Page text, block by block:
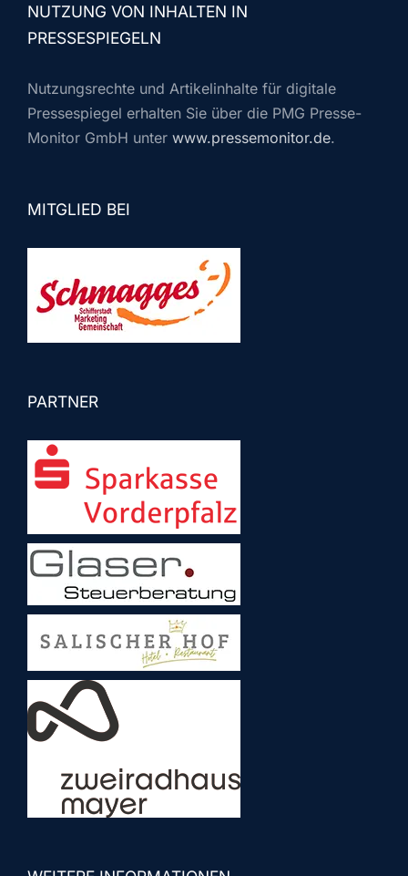
NUTZUNG VON INHALTEN IN
PRESSESPIEGELN
Nutzungsrechte und Artikelinhalte für digitale
Pressespiegel erhalten Sie über die PMG Presse-
Monitor GmbH unter www.pressemonitor.de.
MITGLIED BEI
PARTNER